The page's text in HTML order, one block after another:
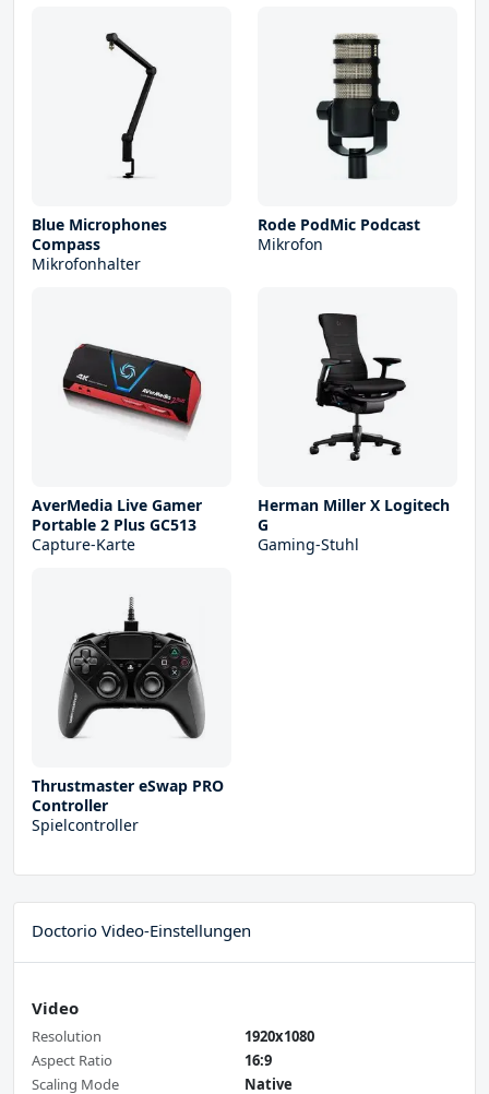
Blue Microphones
Compass
Mikrofonhalter
Rode PodMic Podcast
Mikrofon
AverMedia Live Gamer
Portable 2 Plus GC513
Capture-Karte
Herman Miller X Logitech
G
Gaming-Stuhl
Thrustmaster eSwap PRO
Controller
Spielcontroller
Doctorio Video-Einstellungen
Video
Resolution
1920x1080
Aspect Ratio
16:9
Scaling Mode
Native